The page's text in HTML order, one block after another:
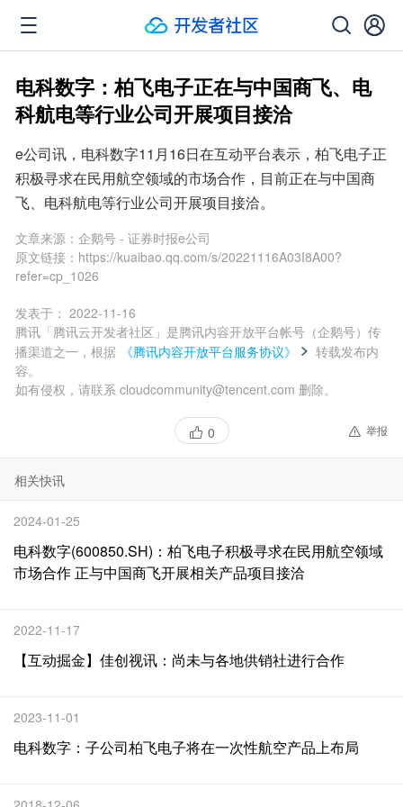
电科数字：柏飞电子正在与中国商飞、电
科航电等行业公司开展项目接洽
e公司讯，电科数字11月16日在互动平台表示，柏飞电子正
积极寻求在民用航空领域的市场合作，目前正在与中国商
飞、电科航电等行业公司开展项目接洽。
文章来源： 企鹅号 - 证券时报e公司
原文链接： https://kuaibao.qq.com/s/20221116A03I8A00?
refer=cp_1026
发表于： 2022-11-16
腾讯「腾讯云开发者社区」是腾讯内容开放平台帐号（企鹅号）传
播渠道之一，根据
《腾讯内容开放平台服务协议》
转载发布内
容。
如有侵权，请联系 cloudcommunity@tencent.com 删除。
0 举报
相关快讯
2024-01-25
电科数字(600850.SH)：柏飞电子积极寻求在民用航空领域
市场合作 正与中国商飞开展相关产品项目接洽
2022-11-17
【互动掘金】佳创视讯：尚未与各地供销社进行合作
2023-11-01
电科数字：子公司柏飞电子将在一次性航空产品上布局